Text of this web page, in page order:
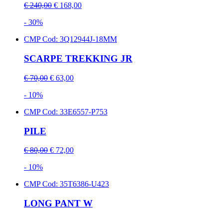
€ 240,00 € 168,00
- 30%
CMPCod: 3Q12944J-18MM
SCARPE TREKKING JR
€ 70,00 € 63,00
- 10%
CMPCod: 33E6557-P753
PILE
€ 80,00 € 72,00
- 10%
CMPCod: 35T6386-U423
LONG PANT W